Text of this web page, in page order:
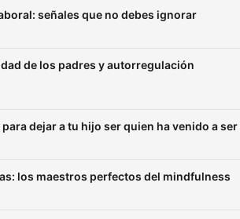
terapéuticos que sanan el
meditaciones guiadas que
técnicas de Psicoterapia
Aquí, cada episodio está
señales que no debes ignorar
de los padres y autorregulación
dejar a tu hijo ser quien ha venido a ser
los maestros perfectos del mindfulness